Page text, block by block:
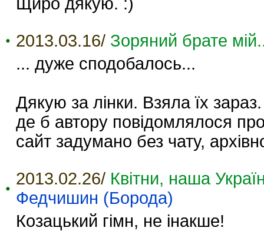
2013.03.16/ Зоряний брате
... дуже сподобалось...
Дякую за лінки. Взяла їх
де б автору повідомлялося
сайт задумано без чату,
2013.02.26/ Квітни, наша
Федчишин (Борода)
Козацький гімн, не інакше!